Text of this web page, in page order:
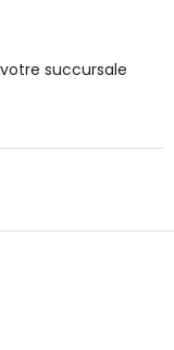
succursale